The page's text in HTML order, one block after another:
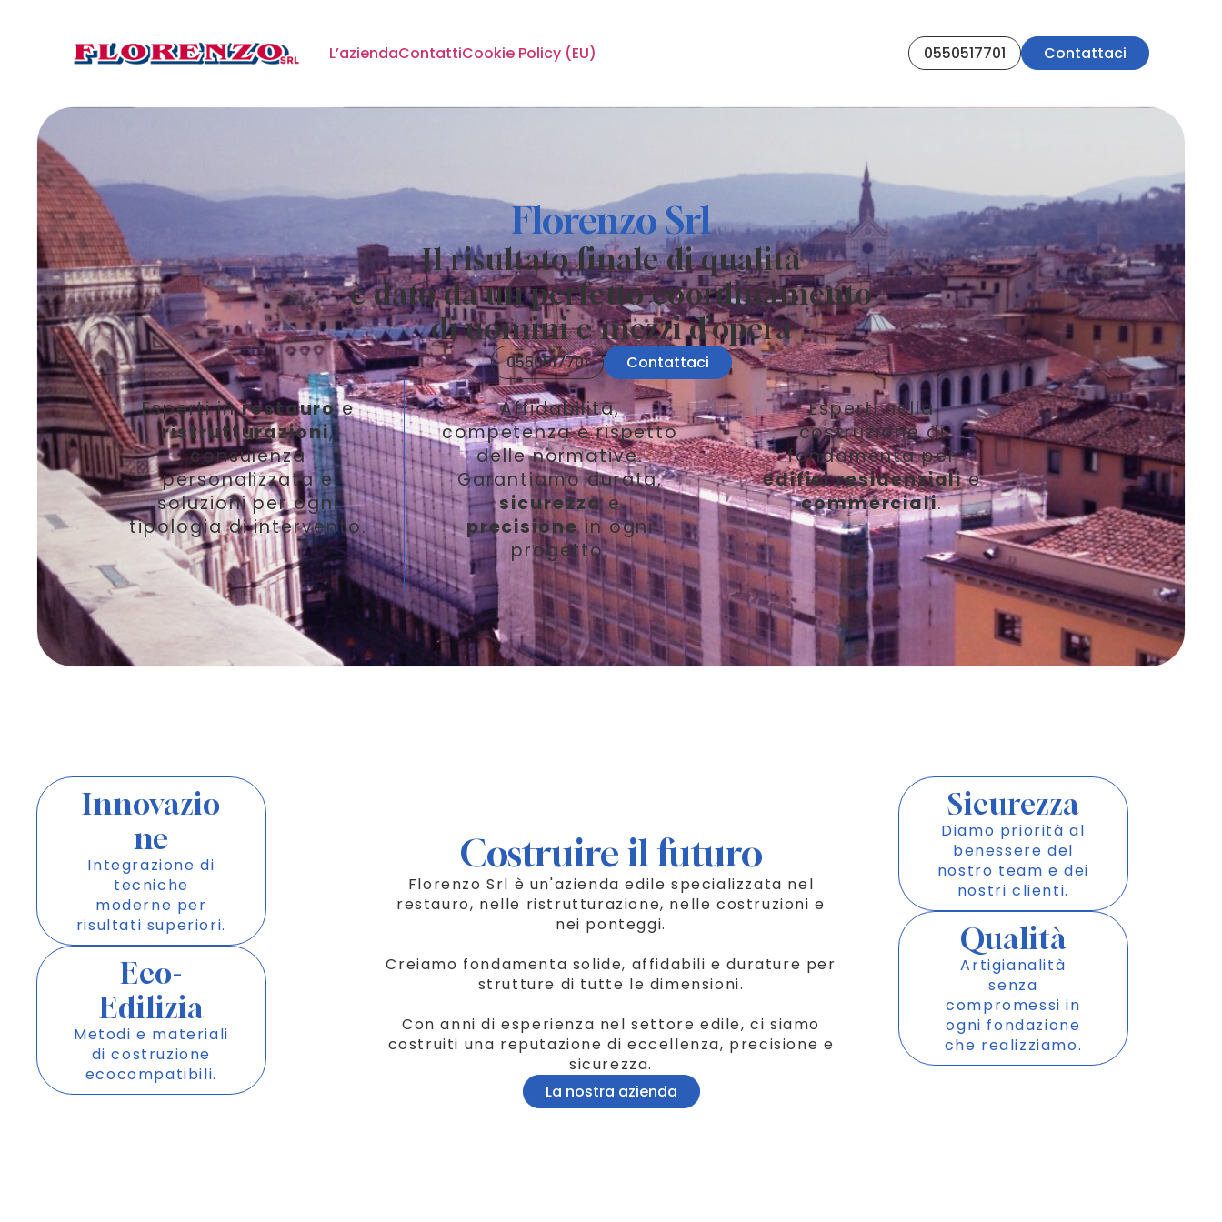
L’aziendaContattiCookie Policy (EU) 0550517701 Contattaci
Florenzo Srl
Il risultato finale di qualità
è dato da un perfetto coordinamento
di uomini e mezzi d’opera
0550517701 Contattaci
Esperti inrestauroe
ristrutturazioni,
consulenza
personalizzata e
soluzioni per ogni
tipologia di intervento.
Affidabilità,
competenza e rispetto
delle normative.
Garantiamo durata,
sicurezzae
precisionein ogni
progetto.
Esperti nella
costruzione di
fondamenta per
edifici residenzialie
commerciali.
Innovazio
ne
Integrazione di
tecniche
moderne per
risultati superiori.
Eco-
Edilizia
Metodi e materiali
di costruzione
ecocompatibili.
Costruire il futuro
Florenzo Srl è un'azienda edile specializzata nel
restauro, nelle ristrutturazione, nelle costruzioni e
nei ponteggi.
Creiamo fondamenta solide, affidabili e durature per
strutture di tutte le dimensioni.
Con anni di esperienza nel settore edile, ci siamo
costruiti una reputazione di eccellenza, precisione e
sicurezza.
La nostra azienda
Sicurezza
Diamo priorità al
benessere del
nostro team e dei
nostri clienti.
Qualità
Artigianalità
senza
compromessi in
ogni fondazione
che realizziamo.